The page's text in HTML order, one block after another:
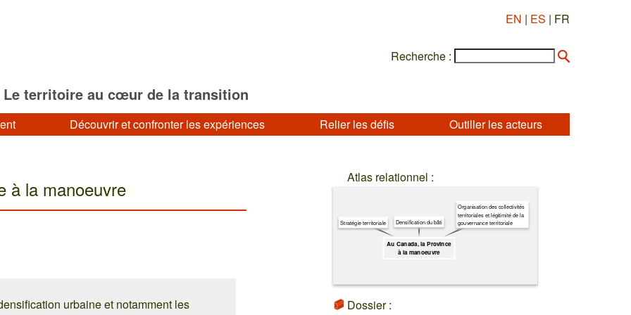
Le territoire au cœur de la transition
EN | ES | FR
Recherche :
Découvrir et confronter les expériences Relier les défis Outiller les acteurs
à la manoeuvre
urbaine et notamment les
Atlas relationnel :
Au Canada, la Province
à la manoeuvre
Organisation des collectivités
territoriales et légitimité de la
gouvernance territoriale
Densification du bâti
Stratégie territoriale
Dossier :